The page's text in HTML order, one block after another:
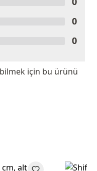
0
0
için bu ürünü